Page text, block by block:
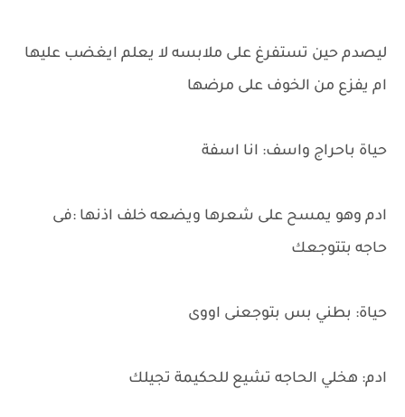
ليصدم حين تستفرغ على ملابسه لا يعلم ايغضب عليها
ام يفزع من الخوف على مرضها
حياة باحراج واسف: انا اسفة
ادم وهو يمسح على شعرها ويضعه خلف اذنها :فى
حاجه بتتوجعك
حياة: بطني بس بتوجعنى اووى
ادم: هخلي الحاجه تشيع للحكيمة تجيلك